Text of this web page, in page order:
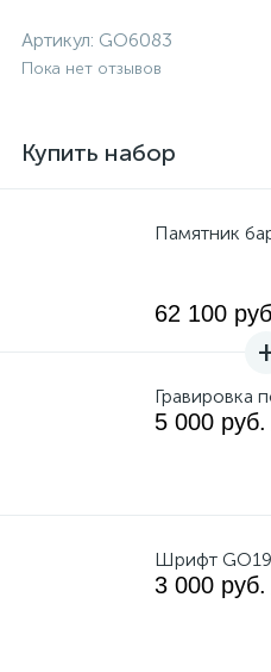
Артикул: GO6083
Пока нет отзывов
Купить набор
Памятник
62 100
Гравировка
5 000 руб.
Шрифт
3 000 руб.